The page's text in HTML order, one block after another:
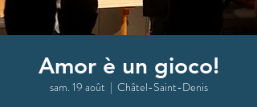
Amor è un gioco!
sam. 19 août
  |
Châtel-Saint-Denis